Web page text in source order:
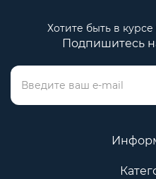
Хотите быть в
Подпишитесь